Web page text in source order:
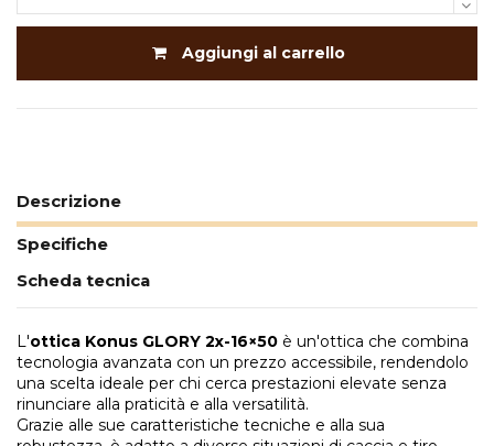
Aggiungi al carrello
Descrizione
Specifiche
Scheda tecnica
L'ottica Konus GLORY 2x-16×50 è un'ottica che combina
tecnologia avanzata con un prezzo accessibile, rendendolo
una scelta ideale per chi cerca prestazioni elevate senza
rinunciare alla praticità e alla versatilità.
Grazie alle sue caratteristiche tecniche e alla sua